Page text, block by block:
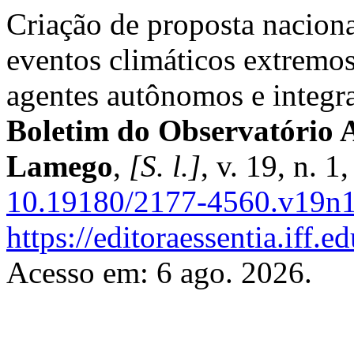
Criação de proposta
eventos climáticos
agentes autônomos e
Boletim do Observatório
Lamego, [S. l.], v. 19, n.
10.19180/2177-
https://
Acesso em: 6 ago. 2026.